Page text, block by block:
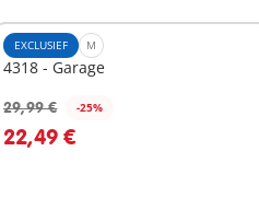
EXCLUSIEF M
4318 - Garage
29,99 € -25%
22,49 €